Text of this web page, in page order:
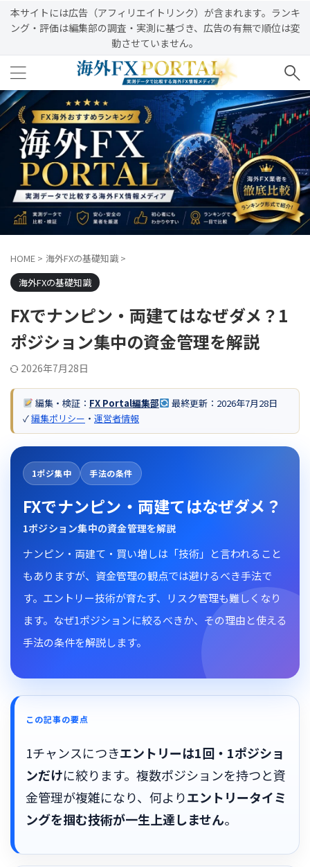
本サイトには広告（アフィリエイトリンク）が含まれます。ランキ
ング・評価は編集部の調査・実測に基づき、広告の有無で順位は変
動させていません。
HOME > 海外FXの基礎知識 >
海外FXの基礎知識
FXでナンピン・両建てはなぜダメ？1
ポジション集中の資金管理を解説
2026年7月28日
編集・検証： FX Portal編集部 最終更新： 2026年7月28日
✓編集ポリシー ・ 運営者情報
1ポジ集中 手法の条件
FXでナンピン・両建てはなぜダメ？
1ポジション集中の資金管理を解説
ナンピン・両建て・買い増しは「技術」と言われること
もありますが、資金管理の観点では避けるべき手法で
す。エントリー技術が育たず、リスク管理も難しくなり
ます。なぜ1ポジションに絞るべきか、その理由と使える
手法の条件を解説します。
この記事の要点
1チャンスにつきエントリーは1回・1ポジショ
ンだけに絞ります。複数ポジションを持つと資
金管理が複雑になり、何よりエントリータイミ
ングを掴む技術が一生上達しません。